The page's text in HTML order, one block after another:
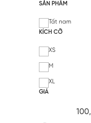
SẢN PHẨM
Tất nam
KÍCH CỠ
XS
M
XL
GIÁ